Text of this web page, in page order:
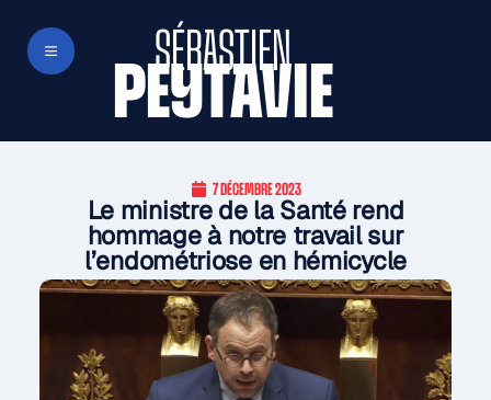
SÉBASTIEN
PEYTAVIE
7 DÉCEMBRE 2023
Le ministre de la Santé rend
hommage à notre travail sur
l’endométriose en hémicycle